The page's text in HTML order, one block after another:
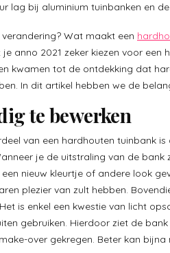
lag bij aluminium tuinbanken en
Wat maakt een
anno 2021 zeker kiezen voor een
kwamen tot de ontdekking dat
In dit artikel hebben we de
te bewerken
van een hardhouten tuinbank
je de uitstraling van de bank
nieuw kleurtje of andere look
plezier van zult hebben.
is enkel een kwestie van licht
gebruiken. Hierdoor ziet de
over gekregen. Beter kan bijna